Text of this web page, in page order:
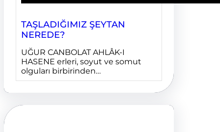
TAŞLADIĞIMIZ ŞEYTAN
NEREDE?
UĞUR CANBOLAT AHLÂK-I
HASENE erleri, soyut ve somut
olguları birbirinden…